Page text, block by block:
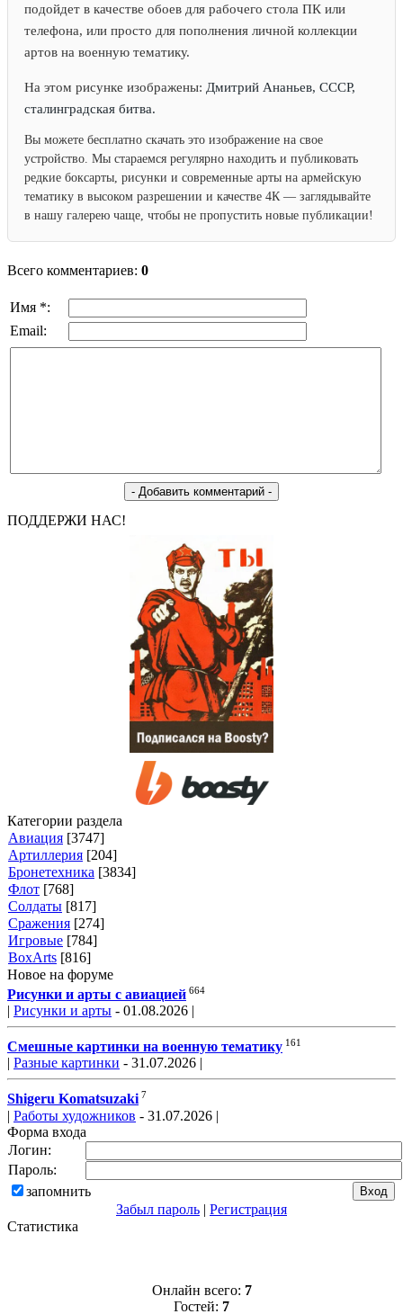
подойдет в качестве обоев для рабочего стола ПК или
телефона, или просто для пополнения личной коллекции
артов на военную тематику.
На этом рисунке изображены: Дмитрий Ананьев, СССР,
сталинградская битва.
Вы можете бесплатно скачать это изображение на свое
устройство. Мы стараемся регулярно находить и публиковать
редкие боксарты, рисунки и современные арты на армейскую
тематику в высоком разрешении и качестве 4К — заглядывайте
в нашу галерею чаще, чтобы не пропустить новые публикации!
Всего комментариев: 0
Имя *:
Email:
ПОДДЕРЖИ НАС!
Категории раздела
Авиация [3747]
Артиллерия [204]
Бронетехника [3834]
Флот [768]
Солдаты [817]
Сражения [274]
Игровые [784]
BoxArts [816]
Новое на форуме
Рисунки и арты с авиацией 664
| Рисунки и арты - 01.08.2026 |
Смешные картинки на военную тематику 161
| Разные картинки - 31.07.2026 |
Shigeru Komatsuzaki 7
| Работы художников - 31.07.2026 |
Форма входа
Логин:
Пароль:
запомнить
Забыл пароль | Регистрация
Статистика
Онлайн всего: 7
Гостей: 7